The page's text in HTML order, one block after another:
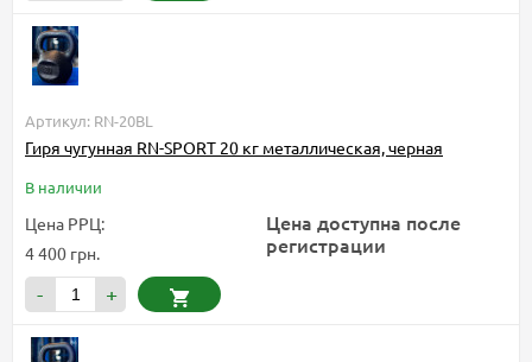
Артикул: RN-20BL
Гиря чугунная RN-SPORT 20 кг металлическая, черная
В наличии
Цена РРЦ:
4 400 грн.
Цена доступна после
регистрации
- +